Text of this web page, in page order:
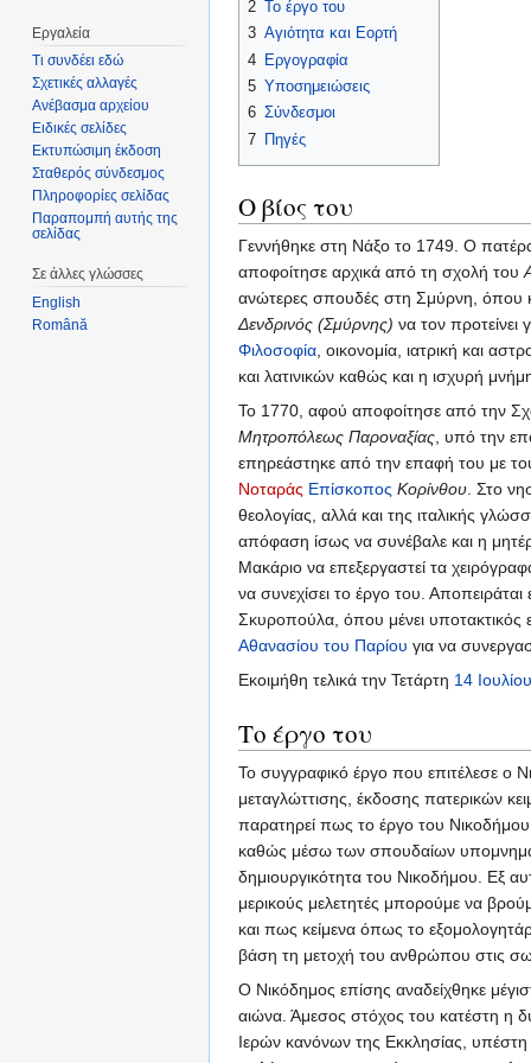
2 Το έργο του
3 Αγιότητα και Εορτή
4 Εργογραφία
5 Υποσημειώσεις
6 Σύνδεσμοι
7 Πηγές
Ο βίος του
Γεννήθηκε στη Νάξο το 1749. Ο
αποφοίτησε αρχικά από τη σχολή του
ανώτερες σπουδές στη Σμύρνη, όπου
Δενδρινός (Σμύρνης) να τον
Φιλοσοφία , οικονομία, ιατρική και
και λατινικών καθώς και η ισχυρή
Το 1770, αφού αποφοίτησε από την
Μητροπόλεως Παροναξίας , υπό την
επηρεάστηκε από την επαφή του με
Νοταράς Επίσκοπος Κορίνθου . Στο
θεολογίας, αλλά και της ιταλικής
απόφαση ίσως να συνέβαλε και η
Μακάριο να επεξεργαστεί τα
να συνεχίσει το έργο του.
Σκυροπούλα, όπου μένει υποτακτικός
Αθανασίου του Παρίου για να
Εκοιμήθη τελικά την Τετάρτη 14 Ιουλίου
Το έργο του
Το συγγραφικό έργο που επιτέλεσε ο
μεταγλώττισης, έκδοσης πατερικών
παρατηρεί πως το έργο του Νικοδήμου
καθώς μέσω των σπουδαίων
δημιουργικότητα του Νικοδήμου. Εξ
μερικούς μελετητές μπορούμε να
και πως κείμενα όπως το
βάση τη μετοχή του ανθρώπου στις
Ο Νικόδημος επίσης αναδείχθηκε
αιώνα. Άμεσος στόχος του κατέστη η
Ιερών κανόνων της Εκκλησίας, υπέστη
Εργαλεία
Τι συνδέει εδώ
Σχετικές αλλαγές
Ανέβασμα αρχείου
Ειδικές σελίδες
Εκτυπώσιμη έκδοση
Σταθερός σύνδεσμος
Πληροφορίες σελίδας
Παραπομπή αυτής της
σελίδας
Σε άλλες γλώσσες
English
Română